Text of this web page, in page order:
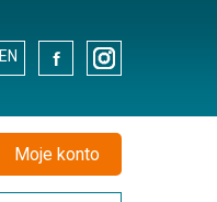
EN . .
Moje konto